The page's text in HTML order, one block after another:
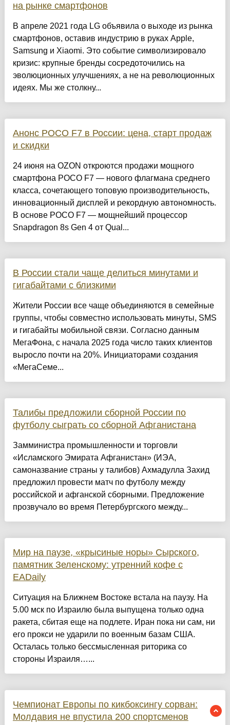
на рынке смартфонов
В апреле 2021 года LG объявила о выходе из рынка
смартфонов, оставив индустрию в руках Apple,
Samsung и Xiaomi. Это событие символизировало
кризис: крупные бренды сосредоточились на
эволюционных улучшениях, а не на революционных
идеях. Мы же столкну...
Анонс POCO F7 в России: цена, старт продаж
и скидки
24 июня на OZON откроются продажи мощного
смартфона POCO F7 — нового флагмана среднего
класса, сочетающего топовую производительность,
инновационный дисплей и рекордную автономность.
В основе POCO F7 — мощнейший процессор
Snapdragon 8s Gen 4 от Qual...
В России стали чаще делиться минутами и
гигабайтами с близкими
Жители России все чаще объединяются в семейные
группы, чтобы совместно использовать минуты, SMS
и гигабайты мобильной связи. Согласно данным
МегаФона, с начала 2025 года число таких клиентов
выросло почти на 20%. Инициаторами создания
«МегаСеме...
Талибы предложили сборной России по
футболу сыграть со сборной Афганистана
Замминистра промышленности и торговли
«Исламского Эмирата Афганистан» (ИЭА,
самоназвание страны у талибов) Ахмадулла Захид
предложил провести матч по футболу между
российской и афганской сборными. Предложение
прозвучало во время Петербургского между...
Мир на паузе, «крысиные норы» Сырского,
памятник Зеленскому: утренний кофе с
EADaily
Ситуация на Ближнем Востоке встала на паузу. На
5.00 мск по Израилю была выпущена только одна
ракета, сбитая еще на подлете. Иран пока ни сам, ни
его прокси не ударили по военным базам США.
Осталась только бессмысленная риторика со
стороны Израиля…...
Чемпионат Европы по кикбоксингу сорван:
Молдавия не впустила 200 спортсменов